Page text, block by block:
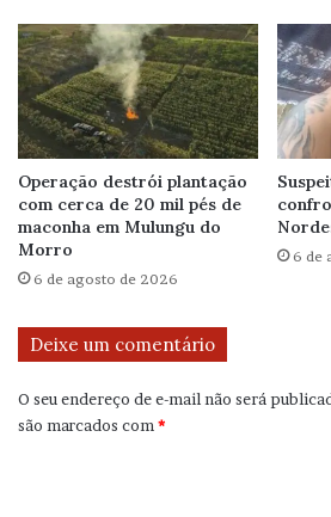
Operação destrói plantação
com cerca de 20 mil pés de
maconha em Mulungu do
Morro
6 de agosto de 2026
6 de
Deixe um comentário
O seu endereço de e-mail não será
são marcados com *